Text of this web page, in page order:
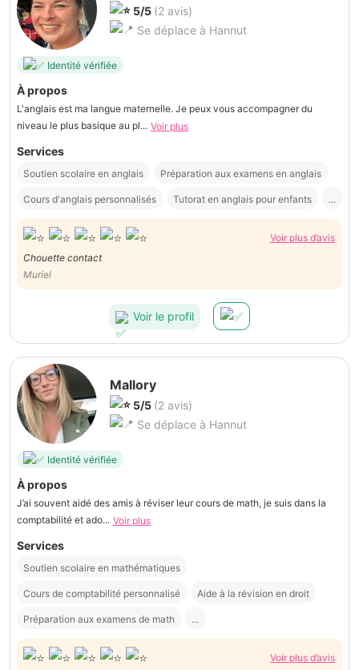
5/5 (2 avis)
Se déplace à Hannut
Identité vérifiée
À propos
L'anglais est ma langue maternelle. Je peux vous accompagner du
niveau le plus basique au pl... Voir plus
Services
Soutien scolaire en anglais Préparation aux examens en anglais
Cours d'anglais personnalisés Tutorat en anglais pour enfants ...
Voir plus d’avis
Chouette contact
Muriel
Voir le profil
Mallory
5/5 (2 avis)
Se déplace à Hannut
Identité vérifiée
À propos
J’ai souvent aidé des amis à réviser leur cours de math, je suis dans la
comptabilité et ado... Voir plus
Services
Soutien scolaire en mathématiques
Cours de comptabilité personnalisé Aide à la révision en droit
Préparation aux examens de math ...
Voir plus d’avis